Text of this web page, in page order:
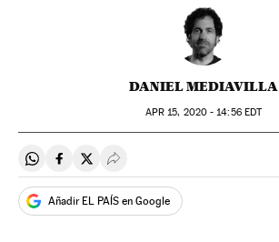
DANIEL MEDIAVILLA
APR 15, 2020 - 14:56EDT
Compartir en Whatsapp
Compartir en Facebook
Compartir en Twitter
Desplegar Redes Sociales
Añadir EL PAÍS en Google